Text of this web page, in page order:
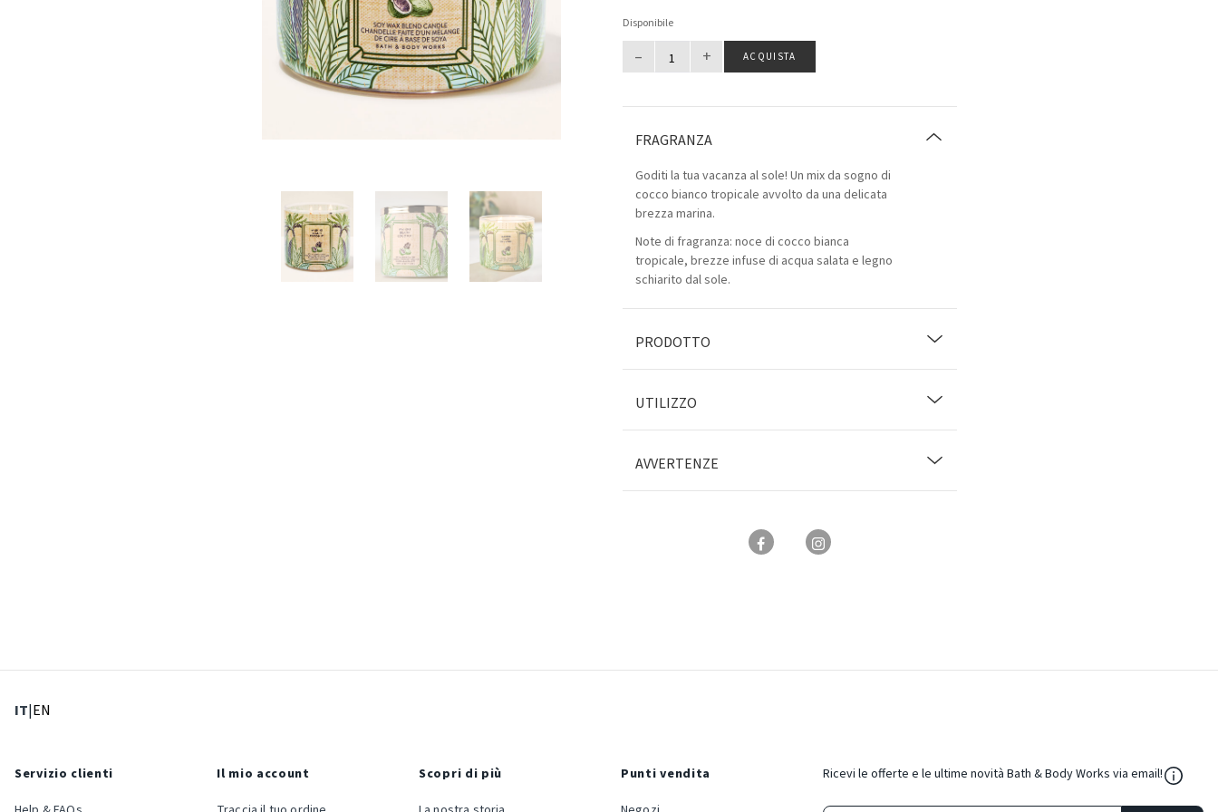
Disponibile
– + ACQUISTA
FRAGRANZA
Goditi la tua vacanza al sole! Un mix da sogno di
cocco bianco tropicale avvolto da una delicata
brezza marina.
Note di fragranza: noce di cocco bianca
tropicale, brezze infuse di acqua salata e legno
schiarito dal sole.
PRODOTTO
UTILIZZO
AVVERTENZE
IT: Lingua corrente
|EN
Servizio clienti
Il mio account
Scopri di più
Punti vendita
Ricevi le offerte e le ultime novità Bath & Body Works via email!